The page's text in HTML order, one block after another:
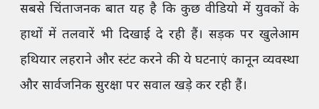
सबसे चिंताजनक बात यह है कि कुछ वीडियो में युवकों के
हाथों में तलवारें भी दिखाई दे रही हैं। सड़क पर खुलेआम
हथियार लहराने और स्टंट करने की ये घटनाएं कानून व्यवस्था
और सार्वजनिक सुरक्षा पर सवाल खड़े कर रही हैं।